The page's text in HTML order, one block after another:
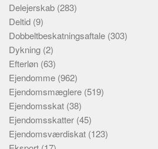
Delejerskab (283)
Deltid (9)
Dobbeltbeskatningsaftale (303)
Dykning (2)
Efterløn (63)
Ejendomme (962)
Ejendomsmæglere (519)
Ejendomsskat (38)
Ejendomsskatter (45)
Ejendomsværdiskat (123)